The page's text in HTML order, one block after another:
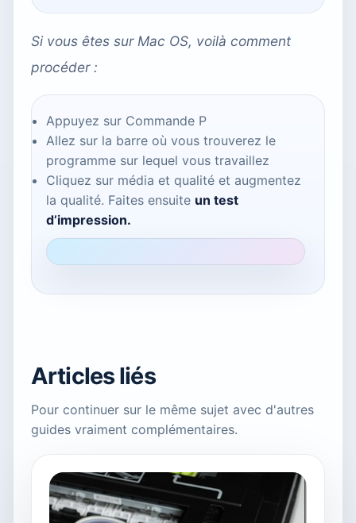
Si vous êtes sur Mac OS, voilà comment
procéder :
Appuyez sur Commande P
Allez sur la barre où vous trouverez le
programme sur lequel vous travaillez
Cliquez sur média et qualité et augmentez
la qualité. Faites ensuite un test
d’impression.
Articles liés
Pour continuer sur le même sujet avec d'autres
guides vraiment complémentaires.